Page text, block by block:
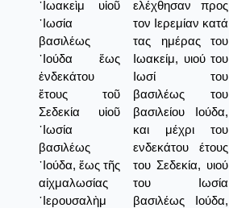
᾿Ιωακεὶμ υἱοῦ
᾿Ιωσία
βασιλέως
᾿Ιούδα ἕως
ἑνδεκάτου
ἔτους τοῦ
Σεδεκία υἱοῦ
᾿Ιωσία
βασιλέως
᾿Ιούδα, ἕως τῆς
αἰχμαλωσίας
῾Ιερουσαλὴμ
ελέχθησαν προς
τον Ιερεμίαν κατά
τας ημέρας του
Ιωακείμ, υιού του
Ιωσί του
βασιλέως του
βασιλείου Ιούδα,
και μέχρι του
ενδεκάτου έτους
του Σεδεκία, υιού
του Ιωσία
βασιλέως Ιούδα,